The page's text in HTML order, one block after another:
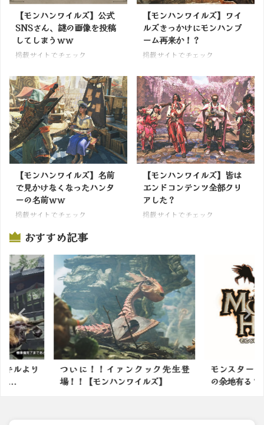
【モンハンワイルズ】公式
SNSさん、謎の画像を投稿
してしまうｗｗ
掲載サイトでチェック
【モンハンワイルズ】ワイ
ルズきっかけにモンハンブ
ーム再来か！？
掲載サイトでチェック
【モンハンワイルズ】名前
で見かけなくなったハンタ
ーの名前ｗｗ
掲載サイトでチェック
【モンハンワイルズ】皆は
エンドコンテンツ全部クリ
アした？
掲載サイトでチェック
おすすめ記事
ク先生登
】
モンスターハンターってまだ進化
の余地有る？
モンスタ
番面白いの